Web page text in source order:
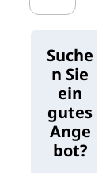
Suche
n Sie
ein
gutes
Ange
bot?